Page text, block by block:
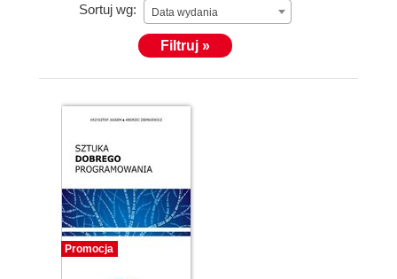
Sortuj wg: Data wydania
Filtruj »
Promocja